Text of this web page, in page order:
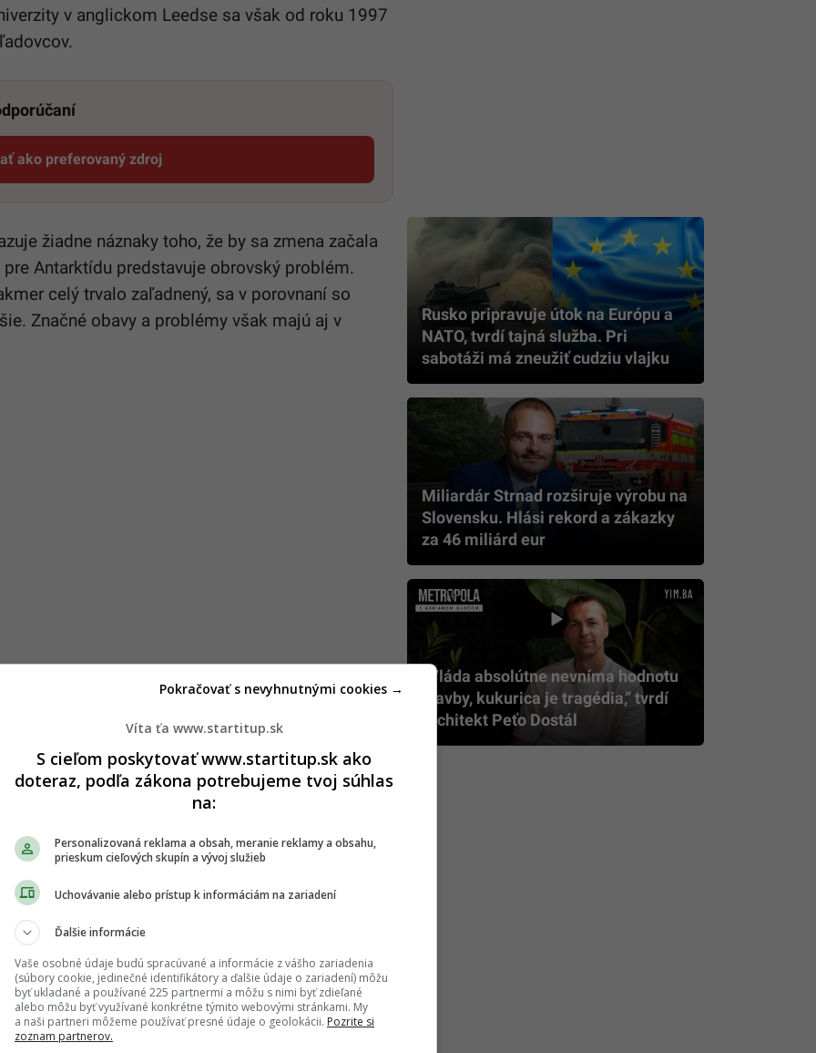
v anglickom Leedse sa však od roku 1997
ako preferovaný zdroj
Startitup, odkaz sa otvorí v novom okne
žiadne náznaky toho, že by sa zmena začala
Antarktídu predstavuje obrovský problém.
celý trvalo zaľadnený, sa v porovnaní so
Značné obavy a problémy však majú aj v
zmenšiť a rásť, no nestalo sa tak
Antarktídy teplá voda, ktorá obmýva
Najchladnejší a najsuchší kontinent sveta sa
na východe. Tam je totiž obmývaný studenšou
úrovni, prípadne sa dokonca zväčšujú.
1997 a 2021, Antarktída stratila 67 miliárd
Pokiaľ to teda spočítame, v priebehu
ľadu, ktorá sa v podobe sladkej vody dostala
Rusko pripravuje útok na Európu a
NATO, tvrdí tajná služba. Pri
sabotáži má zneužiť cudziu vlajku
Miliardár Strnad rozširuje výrobu na
Slovensku. Hlási rekord a zákazky
za 46 miliárd eur
„Vláda absolútne nevníma hodnotu
stavby, kukurica je tragédia,” tvrdí
architekt Peťo Dostál
Víta ťa www.startitup.sk
S cieľom poskytovať www.startitup.sk ako
doteraz, podľa zákona potrebujeme tvoj súhlas
na:
Personalizovaná reklama a obsah, meranie reklamy a obsahu,
prieskum cieľových skupín a vývoj služieb
Uchovávanie alebo prístup k informáciám na zariadení
Ďalšie informácie
Vaše osobné údaje budú spracúvané a informácie z vášho zariadenia
(súbory cookie, jedinečné identifikátory a ďalšie údaje o zariadení) môžu
byť ukladané a používané 225 partnermi a môžu s nimi byť zdieľané
alebo môžu byť využívané konkrétne týmito webovými stránkami. My
a naši partneri môžeme používať presné údaje o geolokácii. Pozrite si
zoznam partnerov.
Pokračovať s nevyhnutnými cookies →